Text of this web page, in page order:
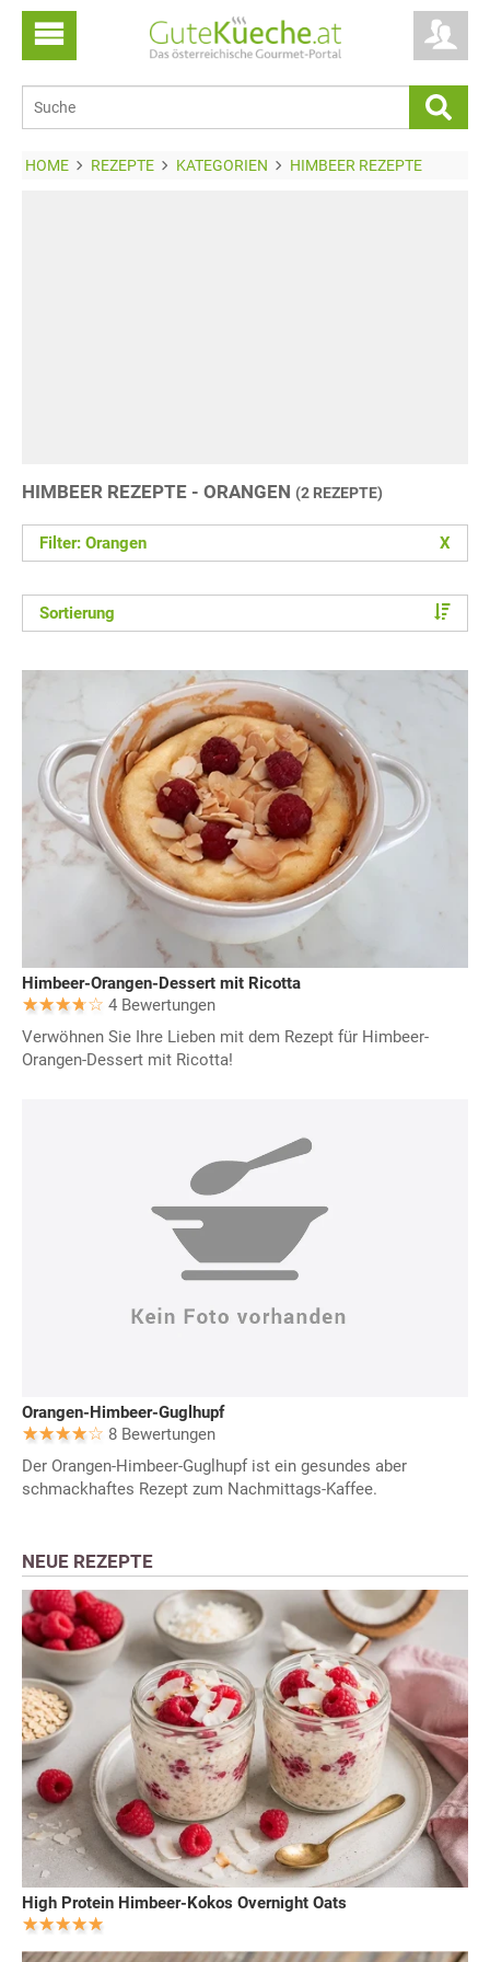
HOME REZEPTE KATEGORIEN HIMBEER REZEPTE
HIMBEER REZEPTE - ORANGEN (2 REZEPTE)
Filter: Orangen X
Sortierung
Himbeer-Orangen-Dessert mit Ricotta
4 Bewertungen
Verwöhnen Sie Ihre Lieben mit dem Rezept für Himbeer-
Orangen-Dessert mit Ricotta!
Orangen-Himbeer-Guglhupf
8 Bewertungen
Der Orangen-Himbeer-Guglhupf ist ein gesundes aber
schmackhaftes Rezept zum Nachmittags-Kaffee.
NEUE REZEPTE
High Protein Himbeer-Kokos Overnight Oats